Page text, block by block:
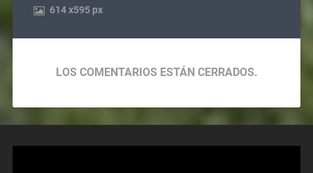
614x595 px
LOS COMENTARIOS ESTÁN CERRADOS.